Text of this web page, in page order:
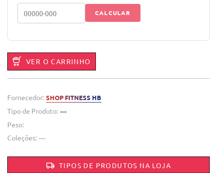
CALCULAR
VER O CARRINHO
Fornecedor: SHOP FITNESS HB
Tipo de Produto: —
Peso:
Coleções: —
TIPOS DE PRODUTOS NA LOJA